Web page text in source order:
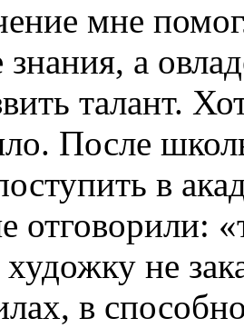
мне
а
талант.
После
в
отговорили:
не
в